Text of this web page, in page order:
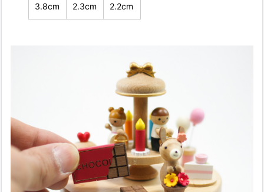
3.8cm 2.3cm 2.2cm